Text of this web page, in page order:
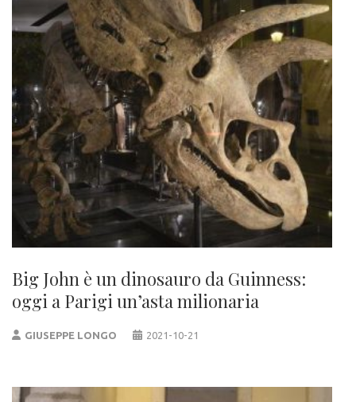
Big John è un dinosauro da Guinness:
oggi a Parigi un’asta milionaria
GIUSEPPE LONGO 2021-10-21